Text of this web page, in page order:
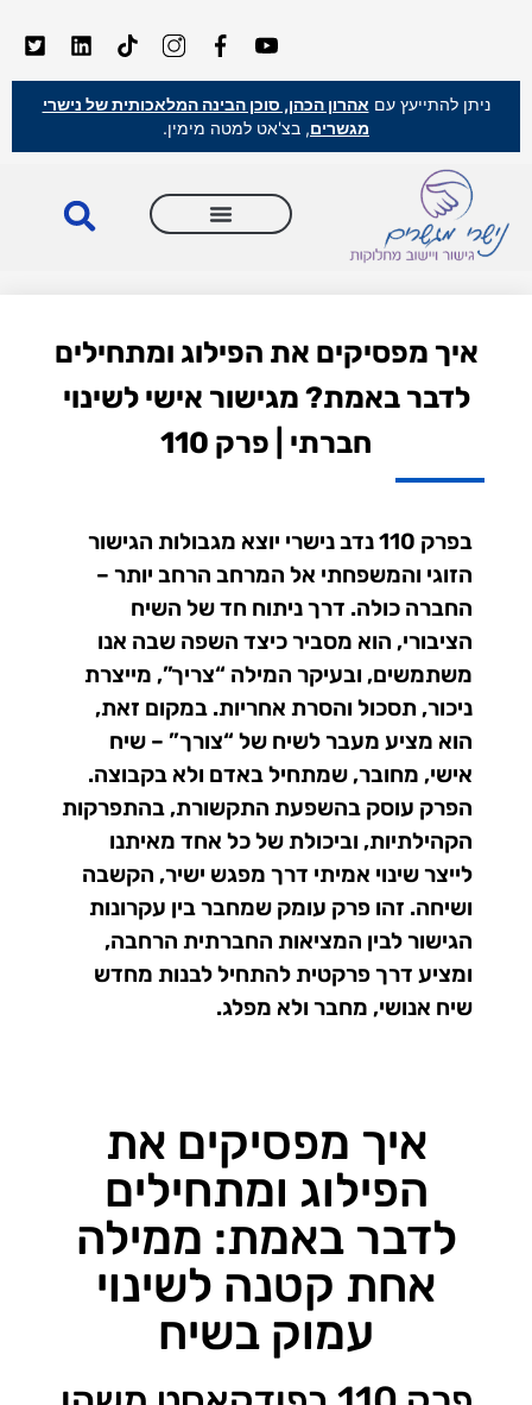
ניתן להתייעץ עם אהרון הכהן, סוכן הבינה המלאכותית של נישרי
מגשרים, בצ'אט למטה מימין.
איך מפסיקים את הפילוג ומתחילים
לדבר באמת? מגישור אישי לשינוי
חברתי | פרק 110
בפרק 110 נדב נישרי יוצא מגבולות הגישור
הזוגי והמשפחתי אל המרחב הרחב יותר –
החברה כולה. דרך ניתוח חד של השיח
הציבורי, הוא מסביר כיצד השפה שבה אנו
משתמשים, ובעיקר המילה “צריך”, מייצרת
ניכור, תסכול והסרת אחריות. במקום זאת,
הוא מציע מעבר לשיח של “צורך” – שיח
אישי, מחובר, שמתחיל באדם ולא בקבוצה.
הפרק עוסק בהשפעת התקשורת, בהתפרקות
הקהילתיות, וביכולת של כל אחד מאיתנו
לייצר שינוי אמיתי דרך מפגש ישיר, הקשבה
ושיחה. זהו פרק עומק שמחבר בין עקרונות
הגישור לבין המציאות החברתית הרחבה,
ומציע דרך פרקטית להתחיל לבנות מחדש
שיח אנושי, מחבר ולא מפלג.
איך מפסיקים את
הפילוג ומתחילים
לדבר באמת: ממילה
אחת קטנה לשינוי
עמוק בשיח